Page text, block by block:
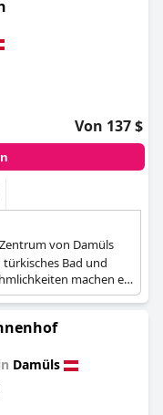
Von 137 $
von Damüls
Bad und
machen es
Damüls